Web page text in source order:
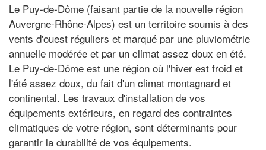
Le Puy-de-Dôme (faisant partie de la nouvelle région
Auvergne-Rhône-Alpes) est un territoire soumis à des
vents d'ouest réguliers et marqué par une pluviométrie
annuelle modérée et par un climat assez doux en été.
Le Puy-de-Dôme est une région où l'hiver est froid et
l'été assez doux, du fait d'un climat montagnard et
continental. Les travaux d'installation de vos
équipements extérieurs, en regard des contraintes
climatiques de votre région, sont déterminants pour
garantir la durabilité de vos équipements.